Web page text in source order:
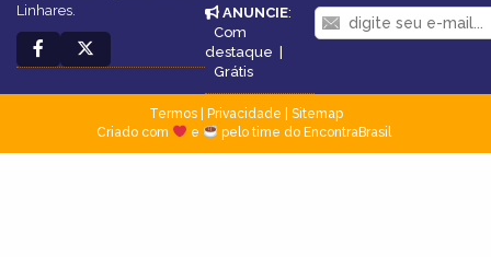
Linhares.
ANUNCIE:
Com
destaque |
Grátis
Termos| Privacidade
Sitemap
Criado com
e pelo time do EncontraBrasil